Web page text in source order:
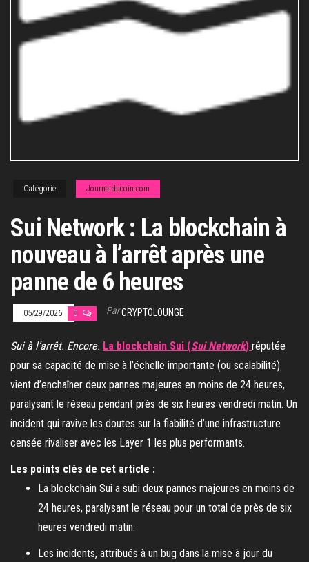
Catégorie Journalducoin.com
Sui Network : La blockchain à
nouveau à l’arrêt après une
panne de 6 heures
05/29/2026 0 ParCRYPTOLOUNGE
Sui à l’arrêt. Encore. La blockchain Sui (Sui Network) réputée
pour sa capacité de mise à l’échelle importante (ou scalabilité)
vient d’enchaîner deux pannes majeures en moins de 24 heures,
paralysant le réseau pendant près de six heures vendredi matin. Un
incident qui ravive les doutes sur la fiabilité d’une infrastructure
censée rivaliser avec les Layer 1 les plus performants.
Les points clés de cet article :
La blockchain Sui a subi deux pannes majeures en moins de
24 heures, paralysant le réseau pour un total de près de six
heures vendredi matin.
Les incidents, attribués à un bug dans la mise à jour du